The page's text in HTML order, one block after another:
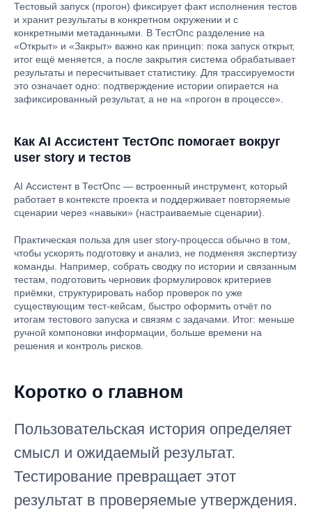
Тестовый запуск (прогон) фиксирует факт исполнения тестов
и хранит результаты в конкретном окружении и с
конкретными метаданными. В ТестОпс разделение на
«Открыт» и «Закрыт» важно как принцип: пока запуск открыт,
итог ещё меняется, а после закрытия система обрабатывает
результаты и пересчитывает статистику. Для трассируемости
это означает одно: подтверждение истории опирается на
зафиксированный результат, а не на «прогон в процессе».
Как AI Ассистент ТестОпс помогает вокруг
user story и тестов
AI Ассистент в ТестОпс — встроенный инструмент, который
работает в контексте проекта и поддерживает повторяемые
сценарии через «навыки» (настраиваемые сценарии).
Практическая польза для user story-процесса обычно в том,
чтобы ускорять подготовку и анализ, не подменяя экспертизу
команды. Например, собрать сводку по истории и связанным
тестам, подготовить черновик формулировок критериев
приёмки, структурировать набор проверок по уже
существующим тест-кейсам, быстро оформить отчёт по
итогам тестового запуска и связям с задачами. Итог: меньше
ручной компоновки информации, больше времени на
решения и контроль рисков.
Коротко о главном
Пользовательская история определяет
смысл и ожидаемый результат.
Тестирование превращает этот
результат в проверяемые утверждения.